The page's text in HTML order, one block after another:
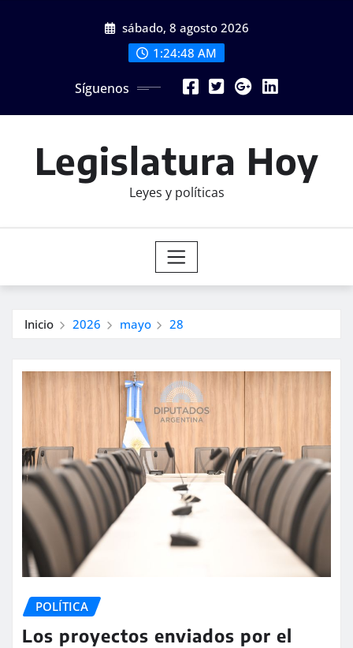
sábado, 8 agosto 2026
1:24:48 AM
Síguenos
Legislatura Hoy
Leyes y políticas
Inicio 2026 mayo 28
POLÍTICA
Los proyectos enviados por el